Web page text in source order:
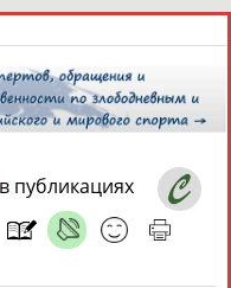
2026 года,06:46
Расширенный поиск
в публикациях